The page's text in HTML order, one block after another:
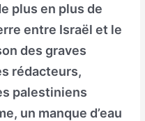
plus en plus de
entre Israël et le
des graves
rédacteurs,
palestiniens
un manque d’eau